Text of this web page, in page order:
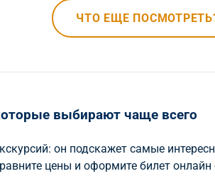
ЧТО ЕЩЕ
выбирают чаще всего
он подскажет самые
цены и оформите билет онлайн